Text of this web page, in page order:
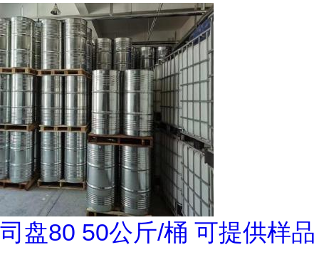
司盘80 50公斤/桶 可提供样品